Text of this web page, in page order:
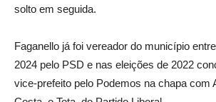
solto em seguida.
Faganello já foi vereador do município
2024 pelo PSD e nas eleições de 2022
vice-prefeito pelo Podemos na chapa com